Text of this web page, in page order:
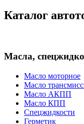
Каталог
Масла,
Масло моторное
Масло
Масло АКПП
Масло КПП
Спецжидкости
Герметик